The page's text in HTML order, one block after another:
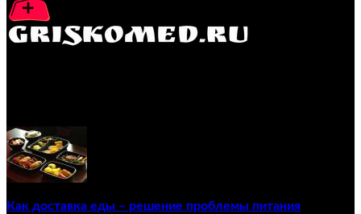
Как доставка еды – решение проблемы питания